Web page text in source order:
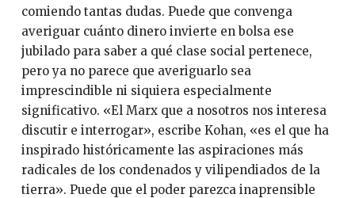
comiendo tantas dudas. Puede que convenga
averiguar cuánto dinero invierte en bolsa ese
jubilado para saber a qué clase social pertenece,
pero ya no parece que averiguarlo sea
imprescindible ni siquiera especialmente
significativo. «El Marx que a nosotros nos interesa
discutir e interrogar», escribe Kohan, «es el que ha
inspirado históricamente las aspiraciones más
radicales de los condenados y vilipendiados de la
tierra». Puede que el poder parezca inaprensible